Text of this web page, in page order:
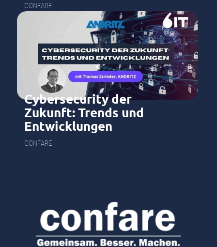
CONFARE
Cybersecurity der
Zukunft: Trends und
Entwicklungen
CONFARE